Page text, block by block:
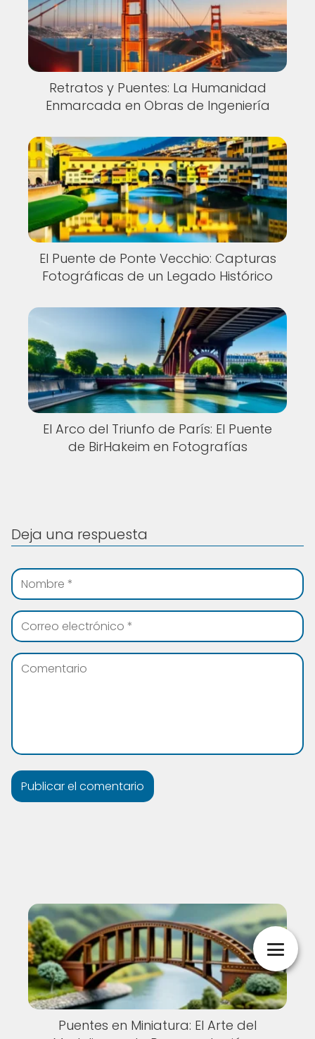
Retratos y Puentes: La Humanidad
Enmarcada en Obras de Ingeniería
El Puente de Ponte Vecchio: Capturas
Fotográficas de un Legado Histórico
El Arco del Triunfo de París: El Puente
de BirHakeim en Fotografías
Deja una respuesta
Puentes en Miniatura: El Arte del